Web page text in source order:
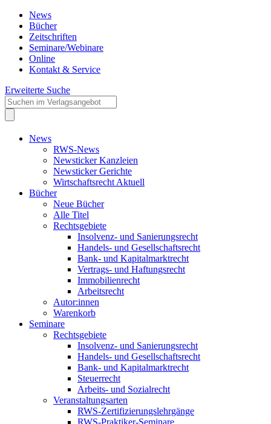
News
Bücher
Zeitschriften
Seminare/Webinare
Online
Kontakt & Service
Erweiterte Suche
News
RWS-News
Newsticker Kanzleien
Newsticker Gerichte
Wirtschaftsrecht Aktuell
Bücher
Neue Bücher
Alle Titel
Rechtsgebiete
Insolvenz- und Sanierungsrecht
Handels- und Gesellschaftsrecht
Bank- und Kapitalmarktrecht
Vertrags- und Haftungsrecht
Immobilienrecht
Arbeitsrecht
Autor:innen
Warenkorb
Seminare
Rechtsgebiete
Insolvenz- und Sanierungsrecht
Handels- und Gesellschaftsrecht
Bank- und Kapitalmarktrecht
Steuerrecht
Arbeits- und Sozialrecht
Veranstaltungsarten
RWS-Zertifizierungslehrgänge
RWS-Praktiker-Seminare